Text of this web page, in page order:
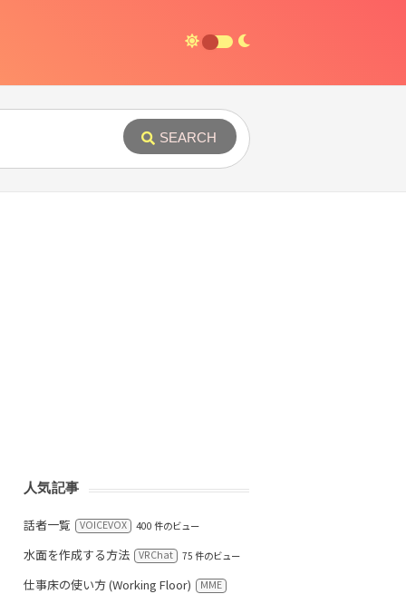
SEARCH
人気記事
話者一覧 VOICEVOX 400 件のビュー
水面を作成する方法 VRChat 75 件のビュー
仕事床の使い方 (Working Floor)
MME